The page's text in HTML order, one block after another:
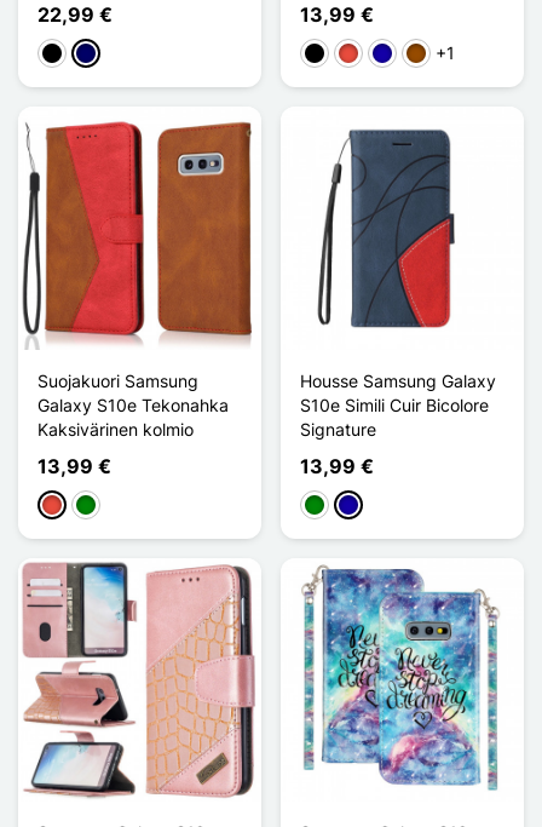
22,99 €
MustaBleu Marine
13,99 €
MustaPunainenBleu Foncé
Ruskea
+1
Suojakuori Samsung
Galaxy S10e Tekonahka
Kaksivärinen kolmio
13,99 €
Punainen
Vihreä
Housse Samsung Galaxy
S10e Simili Cuir Bicolore
Signature
13,99 €
VihreäBleu Foncé